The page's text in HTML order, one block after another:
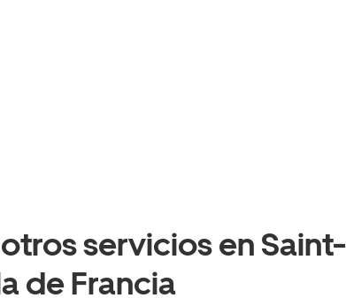
servicios en Saint-
de Francia